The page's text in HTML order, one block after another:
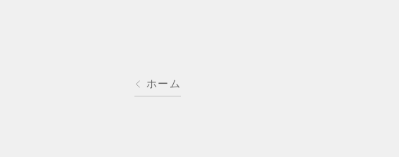
ホーム